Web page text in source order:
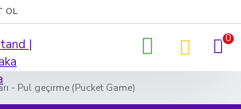
OL
0
- Pul geçirme (Pucket Game)